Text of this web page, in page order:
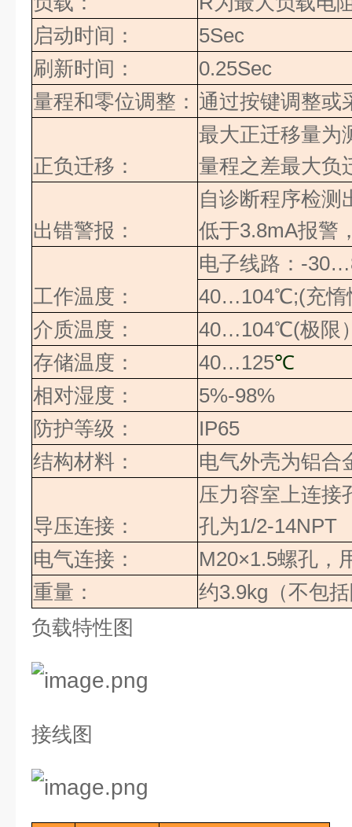
启动时间：
5Sec
刷新时间：
0.25Sec
量程和零位调整： 通过按键调整或
正负迁移：
最大正迁移量为
量程之差最大负
出错警报：
自诊断程序检测
低于3.8mA报警
工作温度：
电子线路： -
40…104℃;(充惰
介质温度：
40…104℃(极限
存储温度：
40…125℃
相对湿度：
5%-98%
防护等级：
IP65
结构材料：
电气外壳为铝合
导压连接：
压力容室上连接
孔为1/2-14NPT
电气连接：
M20×1.5螺孔，
重量：
约3.9kg （不包
负载特性图
接线图